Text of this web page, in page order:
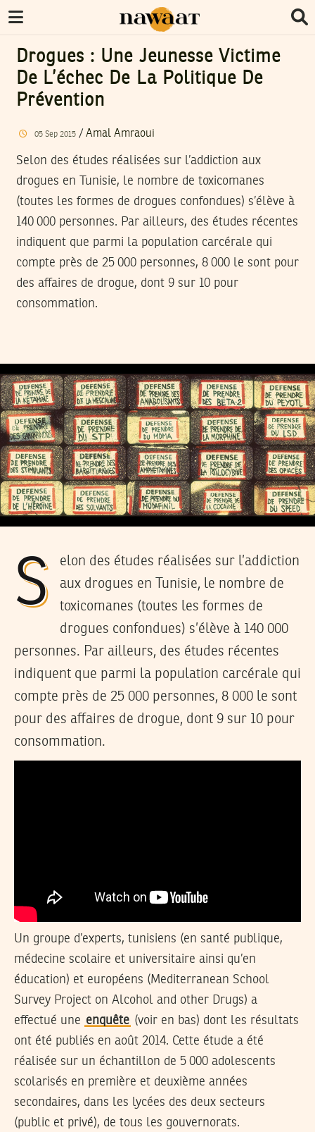
Drogues : Une Jeunesse Victime
De L’échec De La Politique De
Prévention
05 Sep 2015/ Amal Amraoui
Selon des études réalisées sur l’addiction aux
drogues en Tunisie, le nombre de toxicomanes
(toutes les formes de drogues confondues) s’élève à
140 000 personnes. Par ailleurs, des études récentes
indiquent que parmi la population carcérale qui
compte près de 25 000 personnes, 8 000 le sont pour
des affaires de drogue, dont 9 sur 10 pour
consommation.
Selon des études réalisées sur l’addiction
aux drogues en Tunisie, le nombre de
toxicomanes (toutes les formes de
drogues confondues) s’élève à 140 000
personnes. Par ailleurs, des études récentes
indiquent que parmi la population carcérale qui
compte près de 25 000 personnes, 8 000 le sont
pour des affaires de drogue, dont 9 sur 10 pour
consommation.
Un groupe d’experts, tunisiens (en santé publique,
médecine scolaire et universitaire ainsi qu’en
éducation) et européens (Mediterranean School
Survey Project on Alcohol and other Drugs) a
effectué une enquête (voir en bas) dont les résultats
ont été publiés en août 2014. Cette étude a été
réalisée sur un échantillon de 5 000 adolescents
scolarisés en première et deuxième années
secondaires, dans les lycées des deux secteurs
(public et privé), de tous les gouvernorats.